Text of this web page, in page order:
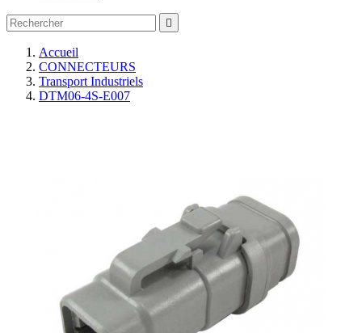

Accueil
CONNECTEURS
Transport Industriels
DTM06-4S-E007